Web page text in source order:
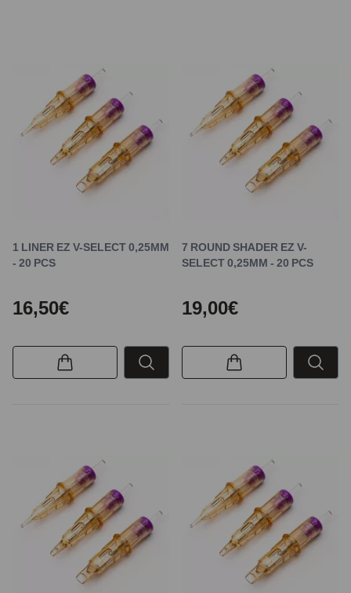
1 LINER EZ V-SELECT 0,25MM
- 20 PCS
16,50€
7 ROUND SHADER EZ V-
SELECT 0,25MM - 20 PCS
19,00€